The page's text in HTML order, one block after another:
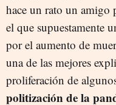
hace un rato un amigo
el que supuestamente
por el aumento de
una de las mejores
proliferación de
politización de la